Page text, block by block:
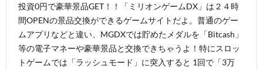
投資0円で豪華景品GET！！「ミリオンゲームDX」は２４時
間OPENの景品交換ができるゲームサイトだよ。普通のゲー
ムアプリなどと違い、MGDXでは貯めたメダルを「Bitcash」
等の電子マネーや豪華景品と交換できちゃうよ！特にスロッ
トゲームでは「ラッシュモード」に突入すると 1回で「3万